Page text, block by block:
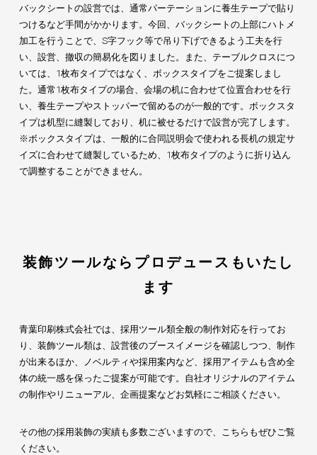
バックシートの設営では、通常パーテーションに養生テープで貼り
つけるなど手間がかかります。今回、バックシートの上部にハトメ
加工を行うことで、S字フック等で吊り下げできるよう工夫を行
い、設営、撤収の簡易化を図りました。また、テーブルクロスにつ
いては、1枚布タイプではなく、ボックスタイプをご提案しまし
た。通常1枚布タイプの場合、会場の机に合わせて位置合わせを行
い、養生テープやストッパーで留めるのが一般的です。ボックスタ
イプは机型に縫製しており、机に被せるだけで設営が完了します。
※ボックスタイプは、一般的に合同説明会で使われる長机の規定サ
イズに合わせて縫製しているため、1枚布タイプのように折り込ん
で調整することができません。
装飾ツールならプロデュースもいたし
ます
青葉印刷株式会社では、採用ツール類全般の制作対応を行ってお
り、装飾ツール類は、設営後のブースイメージを確認しつつ、制作
が出来るほか、ノベルティや採用案内など、採用アイテムも含め全
体の統一感を保ったご提案が可能です。自社オリジナルのアイテム
の制作やリニューアル、企画提案などお気軽にご相談ください。
その他の採用装飾の実績も多数ございますので、こちらもぜひご覧
ください。